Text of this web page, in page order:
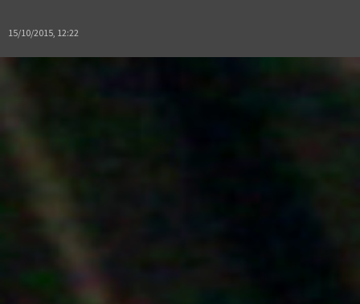
15/10/2015, 12:22